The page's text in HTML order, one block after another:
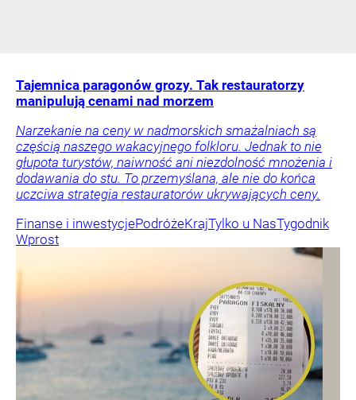
Tajemnica paragonów grozy. Tak restauratorzy
manipulują cenami nad morzem
Narzekanie na ceny w nadmorskich smażalniach są
częścią naszego wakacyjnego folkloru. Jednak to nie
głupota turystów, naiwność ani niezdolność mnożenia i
dodawania do stu. To przemyślana, ale nie do końca
uczciwa strategia restauratorów ukrywających ceny.
Finanse i inwestycjePodróżeKrajTylko u NasTygodnik
Wprost